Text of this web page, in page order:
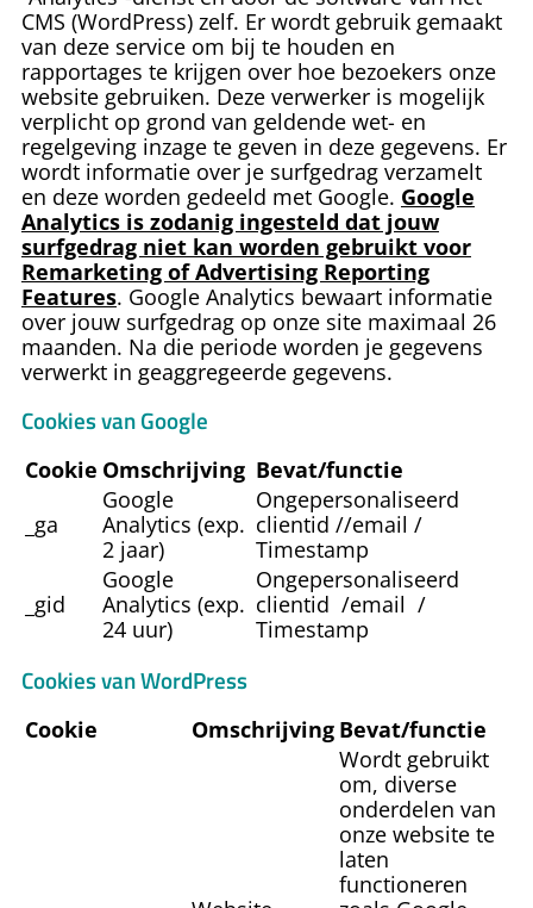
CMS (WordPress) zelf. Er wordt gebruik gemaakt
van deze service om bij te houden en
rapportages te krijgen over hoe bezoekers onze
website gebruiken. Deze verwerker is mogelijk
verplicht op grond van geldende wet- en
regelgeving inzage te geven in deze gegevens. Er
wordt informatie over je surfgedrag verzamelt
en deze worden gedeeld met Google. Google
Analytics is zodanig ingesteld dat jouw
surfgedrag niet kan worden gebruikt voor
Remarketing of Advertising Reporting
Features. Google Analytics bewaart informatie
over jouw surfgedrag op onze site maximaal 26
maanden. Na die periode worden je gegevens
verwerkt in geaggregeerde gegevens.
Cookies van Google
Cookie Omschrijving Bevat/functie
_ga
Google
Analytics (exp.
2 jaar)
Ongepersonaliseerd
clientid //email /
Timestamp
_gid
Google
Analytics (exp.
24 uur)
Ongepersonaliseerd
clientid /email /
Timestamp
Cookies van WordPress
Cookie Omschrijving Bevat/functie
Wordt gebruikt
om, diverse
onderdelen van
onze website te
laten
functioneren